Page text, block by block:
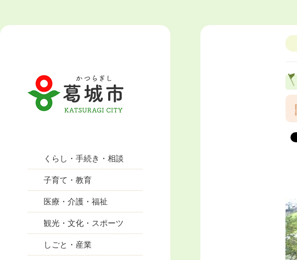
くらし・手続き・相談
子育て・教育
医療・介護・福祉
観光・文化・スポーツ
しごと・産業